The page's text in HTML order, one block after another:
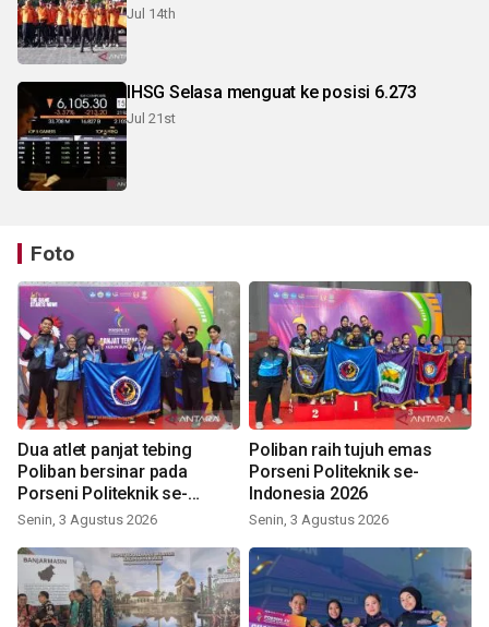
Jul 14th
IHSG Selasa menguat ke posisi 6.273
Jul 21st
Foto
Dua atlet panjat tebing
Poliban bersinar pada
Porseni Politeknik se-
Indonesia 2026
Senin, 3 Agustus 2026
Poliban raih tujuh emas
Porseni Politeknik se-
Indonesia 2026
Senin, 3 Agustus 2026